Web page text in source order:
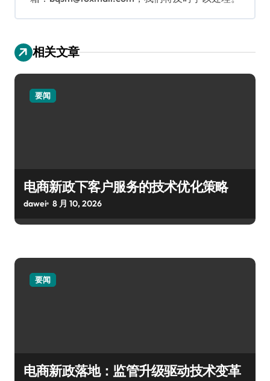
相关文章
要闻
电商新政下客户服务的技术优化策略
dawei 8 月 10, 2026
要闻
电商新政落地：监管升级驱动技术变革